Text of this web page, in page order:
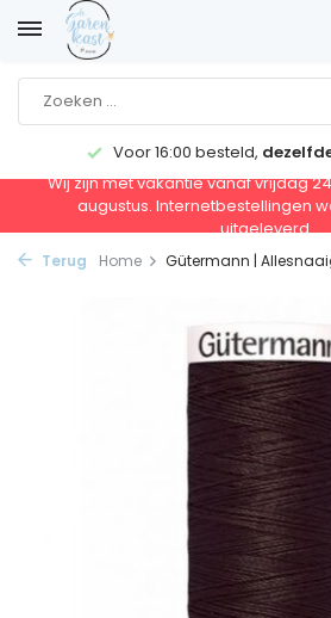
Voor 16:00 besteld,
Wij zijn met vakantie vanaf vrijdag
augustus. Internetbestellingen
uitgeleverd.
Terug Home Gütermann |